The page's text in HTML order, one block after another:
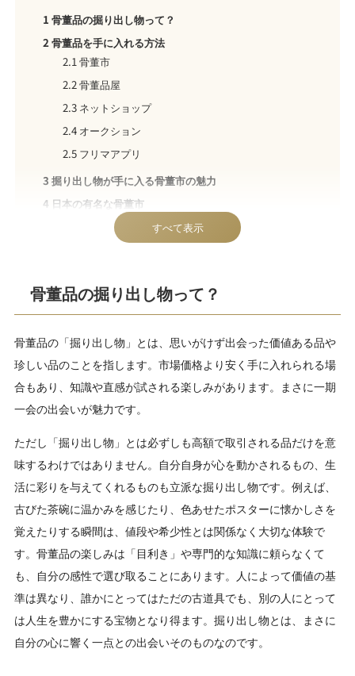
1 骨董品の掘り出し物って？
2骨董品を手に入れる方法
2.1骨董市
2.2骨董品屋
2.3ネットショップ
2.4オークション
2.5フリマアプリ
3 掘り出し物が手に入る骨董市の魅力
4 日本の有名な骨董市
都内の有名な骨董市
全国の有名な骨董市
6骨董市で掘り出し物を見つけるコツ
7掘り出し物の価値を確かめる方法
8【体験記】骨董市に行ってみた
8.1【体験記】其の壱｜護国寺骨董市へ
8.2【体験記】其の弐｜青山古市へ
8.3 【体験記】其の参｜骨董グランデへ
掘り出し物を見つけたときの嬉しさは特別な体験です
10
骨董品の掘り出し物に関するよくある質問
10.1どういう物を買えば価値が高いですか？
10.2
特におすすめの骨董市はありますか？
ますか？
すべて表示
骨董品の掘り出し物って？
骨董品の「掘り出し物」とは、思いがけず出会った価値ある品や
珍しい品のことを指します。市場価格より安く手に入れられる場
合もあり、知識や直感が試される楽しみがあります。まさに一期
一会の出会いが魅力です。
ただし「掘り出し物」とは必ずしも高額で取引される品だけを意
味するわけではありません。自分自身が心を動かされるもの、生
活に彩りを与えてくれるものも立派な掘り出し物です。例えば、
古びた茶碗に温かみを感じたり、色あせたポスターに懐かしさを
覚えたりする瞬間は、値段や希少性とは関係なく大切な体験で
す。骨董品の楽しみは「目利き」や専門的な知識に頼らなくて
も、自分の感性で選び取ることにあります。人によって価値の基
準は異なり、誰かにとってはただの古道具でも、別の人にとって
は人生を豊かにする宝物となり得ます。掘り出し物とは、まさに
自分の心に響く一点との出会いそのものなのです。